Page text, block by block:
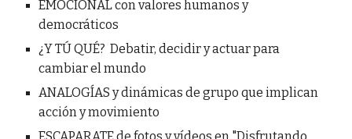
EMOCIONAL con valores humanos y
democráticos
¿Y TÚ QUÉ? Debatir, decidir y actuar para
cambiar el mundo
ANALOGÍAS y dinámicas de grupo que implican
acción y movimiento